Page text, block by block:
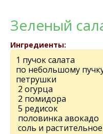
Зеленый
Ингредиенты:
1 пучок салата
по небольшому
петрушки
2 огурца
2 помидора
5 редисок
половинка авокадо
соль и